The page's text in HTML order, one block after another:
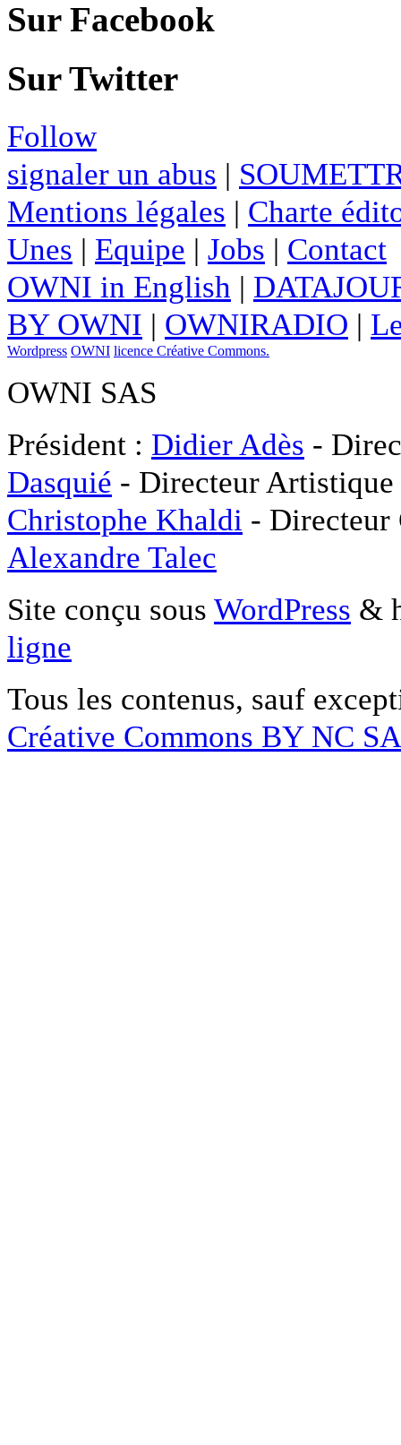
Sur Facebook
Sur Twitter
Follow
signaler un abus |
Mentions légales | Charte
Unes | Equipe | Jobs | Contact
OWNI in English |
BY OWNI | OWNIRADIO |
Wordpress OWNI licence Créative Commons.
OWNI SAS
Président : Didier Adès -
Dasquié - Directeur
Christophe Khaldi -
Alexandre Talec
Site conçu sous WordPress &
ligne
Tous les contenus, sauf
Créative Commons BY NC SA